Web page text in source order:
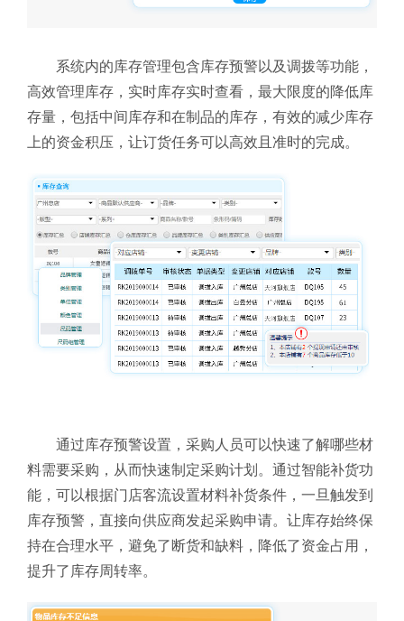
系统内的库存管理包含库存预警以及调拨等功能，
高效管理库存，实时库存实时查看，最大限度的降低库
存量，包括中间库存和在制品的库存，有效的减少库存
上的资金积压，让订货任务可以高效且准时的完成。
通过库存预警设置，采购人员可以快速了解哪些材
料需要采购，从而快速制定采购计划。通过智能补货功
能，可以根据门店客流设置材料补货条件，一旦触发到
库存预警，直接向供应商发起采购申请。让库存始终保
持在合理水平，避免了断货和缺料，降低了资金占用，
提升了库存周转率。